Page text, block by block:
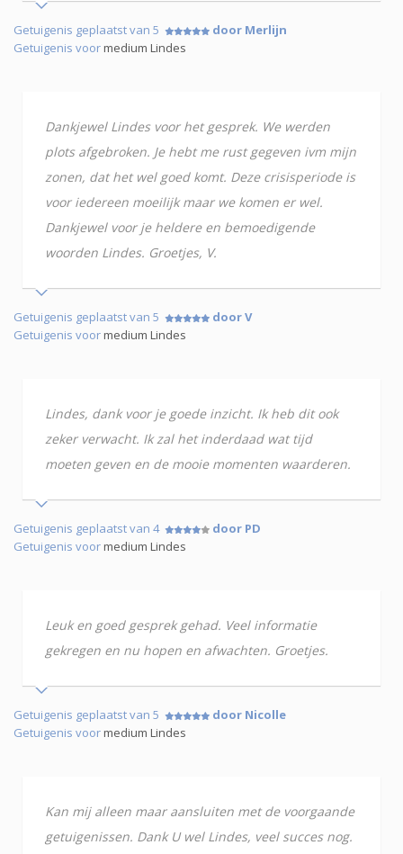
Getuigenis geplaatst van 5
door Merlijn
Getuigenis voormedium Lindes
Dankjewel Lindes voor het gesprek. We werden
plots afgebroken. Je hebt me rust gegeven ivm mijn
zonen, dat het wel goed komt. Deze crisisperiode is
voor iedereen moeilijk maar we komen er wel.
Dankjewel voor je heldere en bemoedigende
woorden Lindes. Groetjes, V.
Getuigenis geplaatst van 5
door V
Getuigenis voormedium Lindes
Lindes, dank voor je goede inzicht. Ik heb dit ook
zeker verwacht. Ik zal het inderdaad wat tijd
moeten geven en de mooie momenten waarderen.
Getuigenis geplaatst van 4
door PD
Getuigenis voormedium Lindes
Leuk en goed gesprek gehad. Veel informatie
gekregen en nu hopen en afwachten. Groetjes.
Getuigenis geplaatst van 5
door Nicolle
Getuigenis voormedium Lindes
Kan mij alleen maar aansluiten met de voorgaande
getuigenissen. Dank U wel Lindes, veel succes nog.